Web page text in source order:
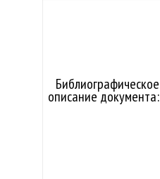
Библиографическое
описание документа: